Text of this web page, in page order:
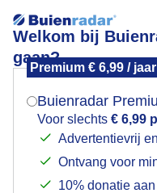
Welkom bij
gaan?
Premium € 6,99 / jaar
Buienradar
Voor slechts € 6,99
Advertentievrij
Ontvang voor
10% donatie
Hagelbui op Texel
Mogen we je
Indien je hier nog
verschijnt er zo